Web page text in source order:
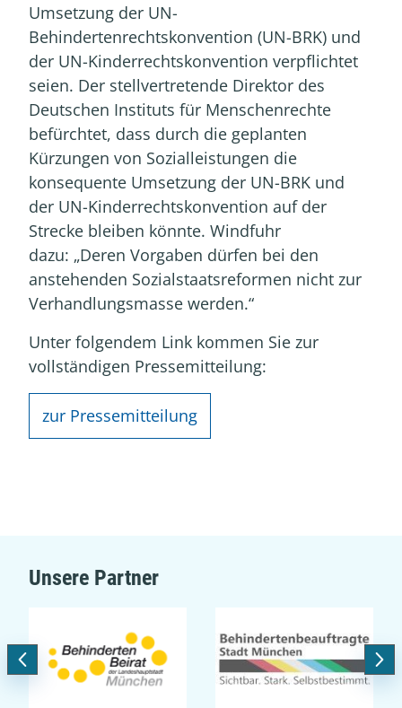
Umsetzung der UN-
Behindertenrechtskonvention (UN-BRK) und
der UN-Kinderrechtskonvention verpflichtet
seien. Der stellvertretende Direktor des
Deutschen Instituts für Menschenrechte
befürchtet, dass durch die geplanten
Kürzungen von Sozialleistungen die
konsequente Umsetzung der UN-BRK und
der UN-Kinderrechtskonvention auf der
Strecke bleiben könnte. Windfuhr
dazu: „Deren Vorgaben dürfen bei den
anstehenden Sozialstaatsreformen nicht zur
Verhandlungsmasse werden.“
Unter folgendem Link kommen Sie zur
vollständigen Pressemitteilung:
zur Pressemitteilung
Unsere Partner